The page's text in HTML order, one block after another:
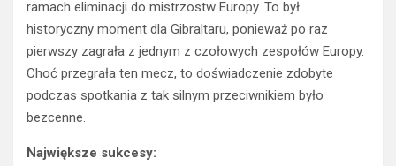
ramach eliminacji do mistrzostw Europy. To był
historyczny moment dla Gibraltaru, ponieważ po raz
pierwszy zagrała z jednym z czołowych zespołów Europy.
Choć przegrała ten mecz, to doświadczenie zdobyte
podczas spotkania z tak silnym przeciwnikiem było
bezcenne.
Największe sukcesy: